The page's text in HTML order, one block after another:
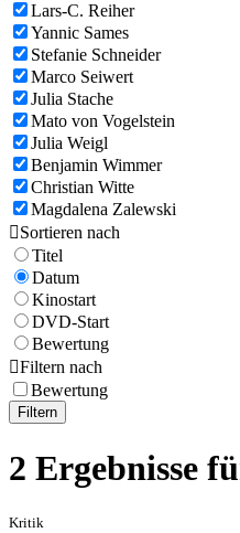
Lars-C. Reiher
Yannic Sames
Stefanie Schneider
Marco Seiwert
Julia Stache
Mato von Vogelstein
Julia Weigl
Benjamin Wimmer
Christian Witte
Magdalena Zalewski
Sortieren nach
Titel
Datum
Kinostart
DVD-Start
Bewertung
Filtern nach
Bewertung
Filtern
2 Ergebnisse
Kritik